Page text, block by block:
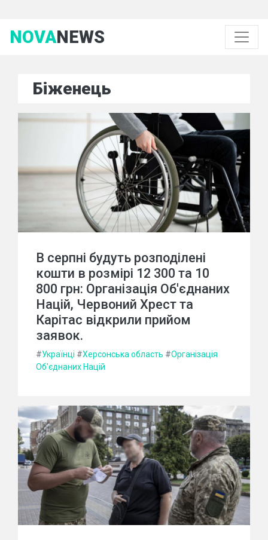
NOVANEWS
Біженець
В серпні будуть розподілені
кошти в розмірі 12 300 та 10
800 грн: Організація Об'єднаних
Націй, Червоний Хрест та
Карітас відкрили прийом
заявок.
#Українці #Херсонська область #Організація
Об'єднаних Націй